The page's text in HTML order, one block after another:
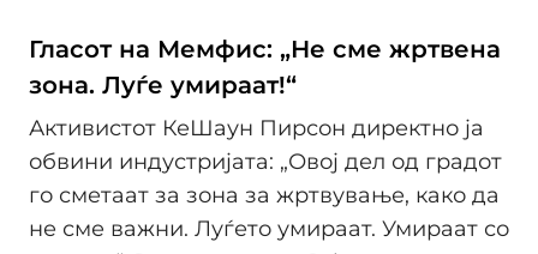
Гласот на Мемфис: „Не сме жртвена
зона. Луѓе умираат!“
Активистот КеШаун Пирсон директно ја
обвини индустријата: „Овој дел од градот
го сметаат за зона за жртвување, како да
не сме важни. Луѓето умираат. Умираат со